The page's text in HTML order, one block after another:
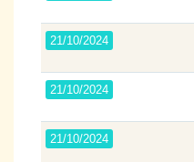
21/10/2024
21/10/2024
21/10/2024